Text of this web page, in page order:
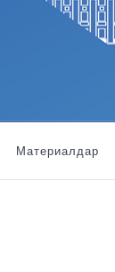
Материалдар